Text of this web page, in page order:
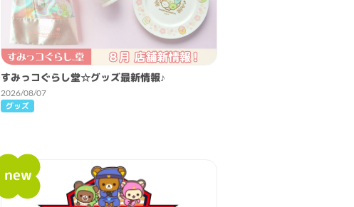
すみっコぐらし堂☆グッズ最新情報♪
2026/08/07
グッズ
new